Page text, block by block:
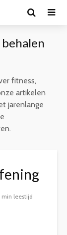
fitness,
artikelen
jarenlange
min leestijd